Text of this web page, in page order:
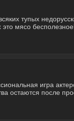
тупых
это мясо
игра
остаются после